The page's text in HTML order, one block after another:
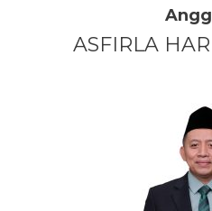
ASFIRLA